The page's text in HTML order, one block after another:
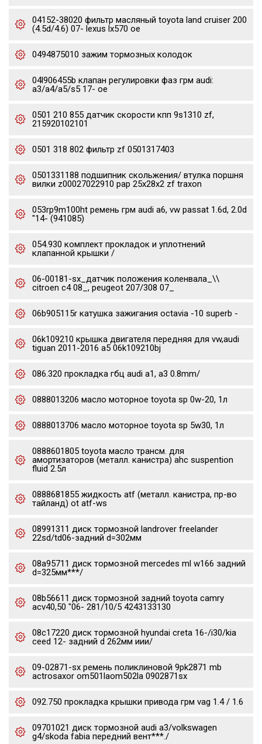
04152-38020 фильтр масляный toyota land cruiser 200
(4.5d/4.6) 07- lexus lx570 oe
0494875010 зажим тормозных колодок
04l906455b клапан регулировки фаз грм audi:
a3/a4/a5/s5 17- oe
0501 210 855 датчик скорости кпп 9s1310 zf,
215920102101
0501 318 802 фильтр zf 0501317403
0501331188 подшипник скольжения/ втулка поршня
вилки z00027022910 pap 25x28x2 zf traxon
053rp9m100ht ремень грм audi a6, vw passat 1.6d, 2.0d
"14- (941085)
054.930 комплект прокладок и уплотнений
клапанной крышки /
06-00181-sx_датчик положения коленвала_\\
citroen c4 08_, peugeot 207/308 07_
06b905115r катушка зажигания octavia -10 superb -
06k109210 крышка двигателя передняя для vw,audi
tiguan 2011-2016 a5 06k109210bj
086.320 прокладка гбц audi a1, a3 0.8mm/
0888013206 масло моторное toyota sp 0w-20, 1л
0888013706 масло моторное toyota sp 5w30, 1л
0888601805 toyota масло трансм. для
амортизаторов (металл. канистра) ahc suspention
fluid 2.5л
0888681855 жидкость atf (металл. канистра, пр-во
тайланд) ot atf-ws
08991311 диск тормозной landrover freelander
22sd/td06-задний d=302мм
08a95711 диск тормозной mercedes ml w166 задний
d=325мм***/
08b56611 диск тормозной задний toyota camry
acv40,50 "06- 281/10/5 4243133130
08c17220 диск тормозной hyundai creta 16-/i30/kia
ceed 12- задний d 262мм иии/
09-02871-sx ремень поликлиновой 9pk2871 mb
actrosaxor om501laom502la 0902871sx
092.750 прокладка крышки привода грм vag 1.4 / 1.6
09701021 диск тормозной audi a3/volkswagen
g4/skoda fabia передний вент***./